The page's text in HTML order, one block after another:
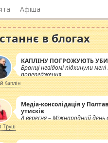
Афіша
в блогах
КАПЛІНУ ПОГРОЖУЮТЬ
Вранці невідомі підкинули
попередження
Каплін
Медіа-консолідація у
утисків
8 вересня – Міжнародний день
журналістів.
Труш